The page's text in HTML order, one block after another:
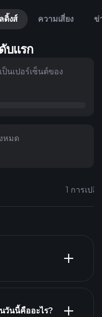
ดิ้งส์ ความเสี่ยง ข่
บแรก
นเปอร์เซ็นต์ของ
หมด
วันนี้คืออะไร?